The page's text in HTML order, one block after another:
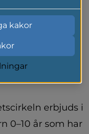
sig till
hösten
erbjuds i
0–10 år som har
kakor